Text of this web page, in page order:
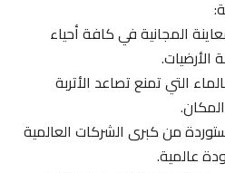
المجانية في كافة أحياء
التي تمنع تصاعد الأتربة
من كبرى الشركات العالمية
عالمية.